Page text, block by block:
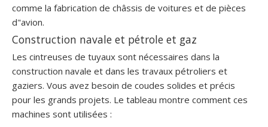
comme la fabrication de châssis de voitures et de pièces
d"avion.
Construction navale et pétrole et gaz
Les cintreuses de tuyaux sont nécessaires dans la
construction navale et dans les travaux pétroliers et
gaziers. Vous avez besoin de coudes solides et précis
pour les grands projets. Le tableau montre comment ces
machines sont utilisées :